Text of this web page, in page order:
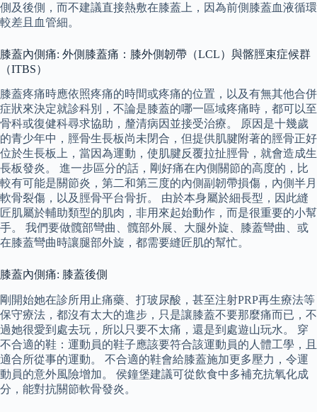
側及後側，而不建議直接熱敷在膝蓋上，因為前側膝蓋血液循環
較差且血管細。
膝蓋內側痛: 外側膝蓋痛：膝外側韌帶（LCL）與髂脛束症候群
（ITBS）
膝蓋疼痛時應依照疼痛的時間或疼痛的位置，以及有無其他合併
症狀來決定就診科別，不論是膝蓋的哪一區域疼痛時，都可以至
骨科或復健科尋求協助，釐清病因並接受治療。 原因是十幾歲
的青少年中，脛骨生長板尚未閉合，但提供肌腱附著的脛骨正好
位於生長板上，當因為運動，使肌腱反覆拉扯脛骨，就會造成生
長板發炎。 進一步區分的話，剛好痛在內側關節的高度的，比
較有可能是關節炎，第二和第三度的內側副韌帶損傷，內側半月
軟骨裂傷，以及脛骨平台骨折。 由於本身屬於細長型，因此縫
匠肌屬於輔助類型的肌肉，非用來起始動作，而是很重要的小幫
手。 我們要做髖部彎曲、髖部外展、大腿外旋、膝蓋彎曲、或
在膝蓋彎曲時讓腿部外旋，都需要縫匠肌的幫忙。
膝蓋內側痛: 膝蓋後側
剛開始她在診所用止痛藥、打玻尿酸，甚至注射PRP再生療法等
保守療法，都沒有太大的進步，只是讓膝蓋不要那麼痛而已，不
過她很愛到處去玩，所以只要不太痛，還是到處遊山玩水。 穿
不合適的鞋：運動員的鞋子應該要符合該運動員的人體工學，且
適合所從事的運動。 不合適的鞋會給膝蓋施加更多壓力，令運
動員的意外風險增加。 侯鐘堡建議可從飲食中多補充抗氧化成
分，能對抗關節軟骨發炎。